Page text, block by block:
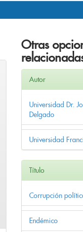
Otras
Autor
Universidad Dr.
Delgado
Universidad
Título
Corrupción
Endémico